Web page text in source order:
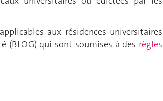
aux résidences universitaires
(BLOG) qui sont soumises à des règles